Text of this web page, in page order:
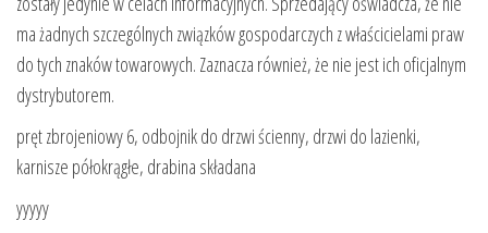
ma żadnych szczególnych związków gospodarczych z właścicielami praw
do tych znaków towarowych. Zaznacza również, że nie jest ich oficjalnym
dystrybutorem.
pręt zbrojeniowy 6, odbojnik do drzwi ścienny, drzwi do lazienki,
karnisze półokrągłe, drabina składana
yyyyy